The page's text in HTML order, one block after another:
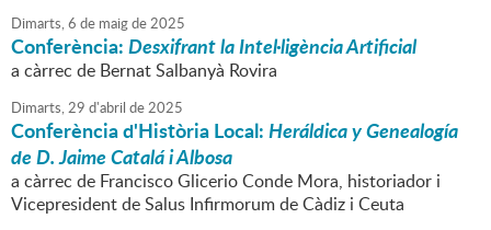
Dimarts,6 de maigde2025
Conferència:Desxifrant la Intel·ligència Artificial
a càrrec de Bernat Salbanyà Rovira
Dimarts,29 d'abril de2025
Conferència d'Història Local:Heráldica y Genealogía
de D. Jaime Catalá i Albosa
a càrrec de Francisco Glicerio Conde Mora, historiador i
Vicepresident de Salus Infirmorum de Càdiz i Ceuta